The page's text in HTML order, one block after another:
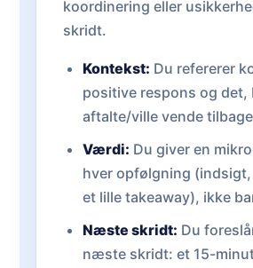
koordinering eller
skridt.
Kontekst: Du refererer
positive respons og det,
aftalte/ville vende
Værdi: Du giver en
hver opfølgning
et lille takeaway), ikke
Næste skridt: Du
næste skridt: et 15-